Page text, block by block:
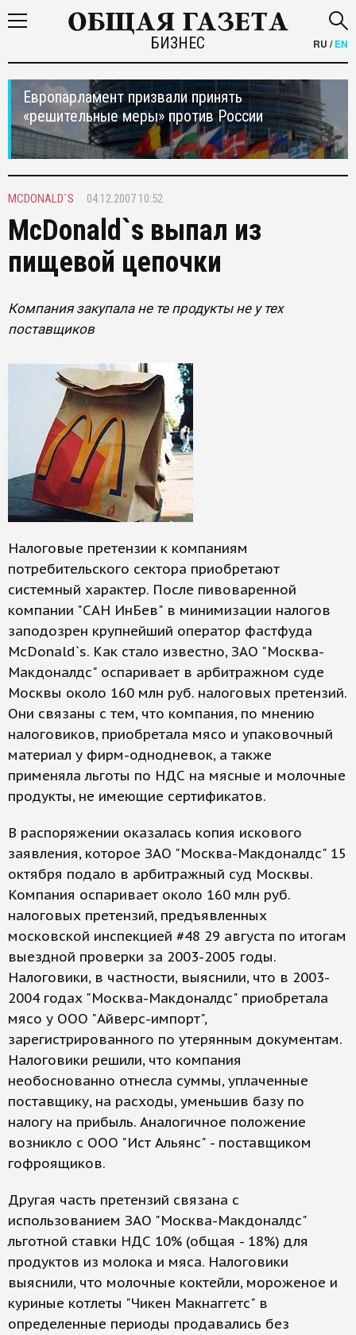
БИЗНЕС RU /EN
Европарламент призвали принять
«решительные меры» против России
MCDONALD`S 04.12.2007 10:52
McDonald`s выпал из
пищевой цепочки
Компания закупала не те продукты не у тех
поставщиков
Налоговые претензии к компаниям
потребительского сектора приобретают
системный характер. После пивоваренной
компании "САН ИнБев" в минимизации налогов
заподозрен крупнейший оператор фастфуда
McDonald`s. Как стало известно, ЗАО "Москва-
Макдоналдс" оспаривает в арбитражном суде
Москвы около 160 млн руб. налоговых претензий.
Они связаны с тем, что компания, по мнению
налоговиков, приобретала мясо и упаковочный
материал у фирм-однодневок, а также
применяла льготы по НДС на мясные и молочные
продукты, не имеющие сертификатов.
В распоряжении оказалась копия искового
заявления, которое ЗАО "Москва-Макдоналдс" 15
октября подало в арбитражный суд Москвы.
Компания оспаривает около 160 млн руб.
налоговых претензий, предъявленных
московской инспекцией #48 29 августа по итогам
выездной проверки за 2003-2005 годы.
Налоговики, в частности, выяснили, что в 2003-
2004 годах "Москва-Макдоналдс" приобретала
мясо у ООО "Айверс-импорт",
зарегистрированного по утерянным документам.
Налоговики решили, что компания
необоснованно отнесла суммы, уплаченные
поставщику, на расходы, уменьшив базу по
налогу на прибыль. Аналогичное положение
возникло с ООО "Ист Альянс" - поставщиком
гофроящиков.
Другая часть претензий связана с
использованием ЗАО "Москва-Макдоналдс"
льготной ставки НДС 10% (общая - 18%) для
продуктов из молока и мяса. Налоговики
выяснили, что молочные коктейли, мороженое и
куриные котлеты "Чикен Макнаггетс" в
определенные периоды продавались без